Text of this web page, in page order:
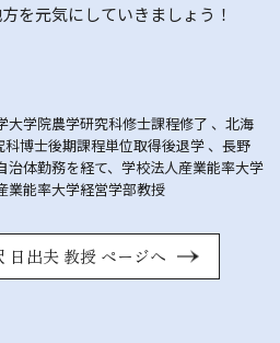
を元気にしていきましょう！
大学院農学研究科修士課程修了 、北海
博士後期課程単位取得後退学 、長野
治体勤務を経て、学校法人産業能率大学
業能率大学経営学部教授
日出夫 教授 ページへ